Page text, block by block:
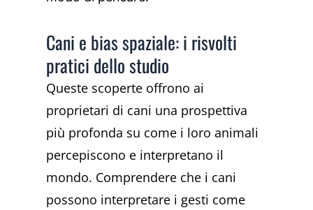
Cani e bias spaziale: i risvolti
pratici dello studio
Queste scoperte offrono ai
proprietari di cani una prospettiva
più profonda su come i loro animali
percepiscono e interpretano il
mondo. Comprendere che i cani
possono interpretare i gesti come